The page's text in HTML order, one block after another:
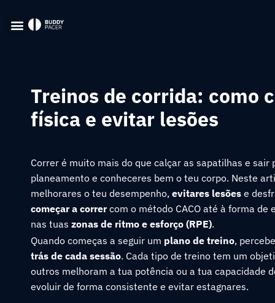
Treinos de corrida: como
física e evitar lesões
Correr é muito mais do que calçar as sapatilhas e
planeamento e conheceres bem o teu corpo. Neste
melhorares o teu desempenho, evitares lesões e
começar a corrercom o método CACO até à forma
nas tuas zonas de ritmo e esforço (RPE).
Quando começas a seguir um plano de treino,
trás de cada sessão. Cada tipo de treino tem um
outros melhoram a tua potência ou a tua capacidade
evoluir de forma consistente e evitar estagnares.